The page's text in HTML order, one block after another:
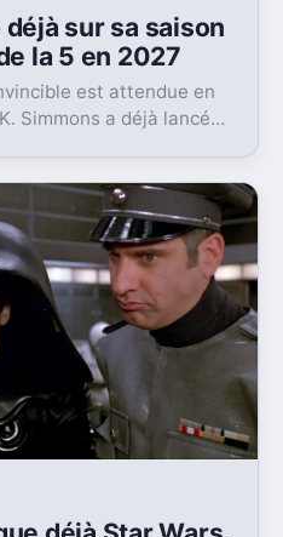
sur sa saison
la 5 en 2027
est attendue en
Simmons a déjà lancé